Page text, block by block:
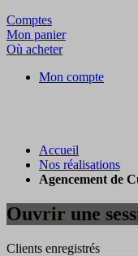
Comptes
Mon panier
Où acheter
Mon compte
Accueil
Nos réalisations
Agencement de
Ouvrir une
Clients enregistrés